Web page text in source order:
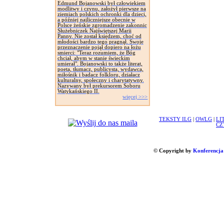
Edmund Bojanowski był człowiekiem
modlitwy i czynu, założył pierwsze na
ziemiach polskich ochronki dla dzieci,
a później najliczniejsze obecnie w
Polsce żeńskie zgromadzenie zakonnic
Służebniczek Najświętszej Marii
Panny. Nie został księdzem, choć od
młodości bardzo tego pragnął. Swoje
przeznaczenie pojął dopiero na łożu
smierci: "Teraz rozumiem, że Bóg
chciał, abym w stanie świeckim
umierał". Bojanowski to także literat,
poeta, tłumacz, publicysta, wydawca,
miłośnik i badacz folkloru, działacz
kulturalny, społeczny i charytatywny.
Nazywany był prekursorem Soboru
Watykańskiego II.
więcej >>>
TEKSTY ILG OWLG
© Copyright by Konferencja